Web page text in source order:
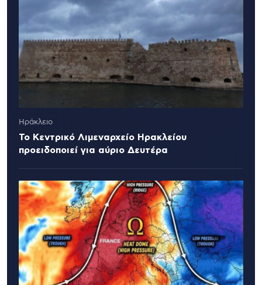
Ηράκλειο
Το Κεντρικό Λιμεναρχείο Ηρακλείου
προειδοποιεί για αύριο Δευτέρα